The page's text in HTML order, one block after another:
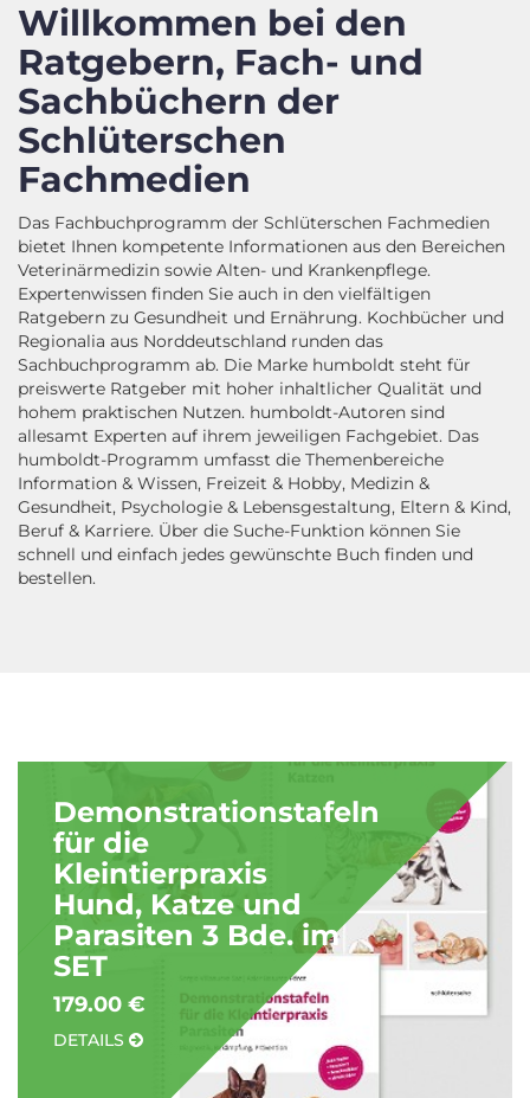
Willkommen bei den
Ratgebern, Fach- und
Sachbüchern der
Schlüterschen
Fachmedien
Das Fachbuchprogramm der Schlüterschen Fachmedien
bietet Ihnen kompetente Informationen aus den Bereichen
Veterinärmedizin sowie Alten- und Krankenpflege.
Expertenwissen finden Sie auch in den vielfältigen
Ratgebern zu Gesundheit und Ernährung. Kochbücher und
Regionalia aus Norddeutschland runden das
Sachbuchprogramm ab. Die Marke humboldt steht für
preiswerte Ratgeber mit hoher inhaltlicher Qualität und
hohem praktischen Nutzen. humboldt-Autoren sind
allesamt Experten auf ihrem jeweiligen Fachgebiet. Das
humboldt-Programm umfasst die Themenbereiche
Information & Wissen, Freizeit & Hobby, Medizin &
Gesundheit, Psychologie & Lebensgestaltung, Eltern & Kind,
Beruf & Karriere. Über die Suche-Funktion können Sie
schnell und einfach jedes gewünschte Buch finden und
bestellen.
Demonstrationstafeln
für die
Kleintierpraxis
Hund, Katze und
Parasiten 3 Bde. im
SET
179.00 €
DETAILS